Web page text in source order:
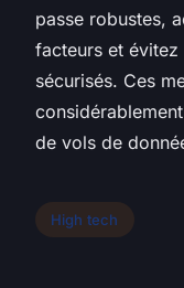
passe robustes,
facteurs et
sécurisés. Ces
de vols de
High tech